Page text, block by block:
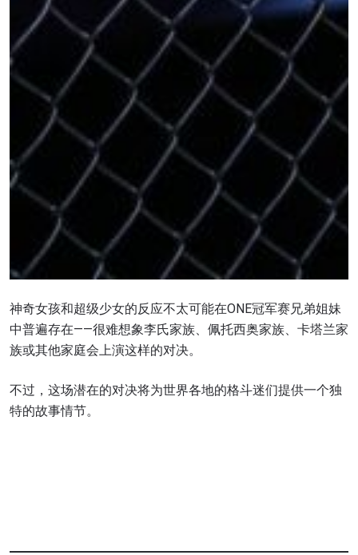
神奇女孩和超级少女的反应不太可能在ONE冠军赛兄弟姐妹
中普遍存在——很难想象李氏家族、佩托西奥家族、卡塔兰家
族或其他家庭会上演这样的对决。
不过，这场潜在的对决将为世界各地的格斗迷们提供一个独
特的故事情节。
赛事
查看集锦
名字
订阅
提交此表格签署弹出免责声明，即表示您同意我们
的隐私政策，我们将收集、使用和披露您的信息。
您可以随时取消订阅这些信息。